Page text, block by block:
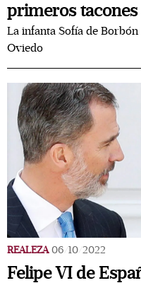
primeros tacones
La infanta Sofía de
Oviedo
REALEZA 06/10/2022
Felipe VI de